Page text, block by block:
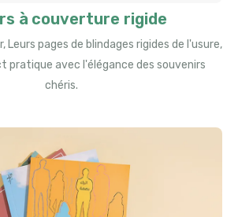
à couverture rigide
Leurs pages de blindages rigides de l'usure,
pratique avec l'élégance des souvenirs
chéris.